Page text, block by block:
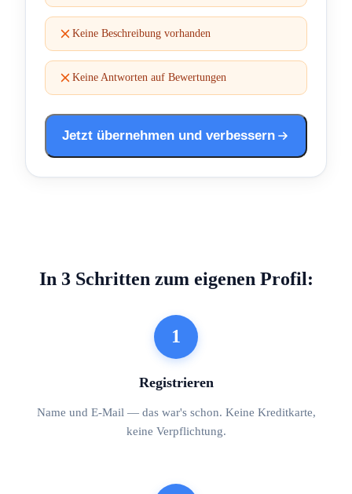
Keine Beschreibung vorhanden
Keine Antworten auf Bewertungen
Jetzt übernehmen und verbessern
In 3 Schritten zum eigenen Profil:
1
Registrieren
Name und E-Mail — das war's schon. Keine Kreditkarte,
keine Verpflichtung.